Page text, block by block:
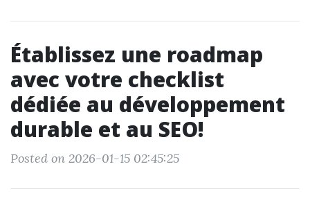
Établissez une roadmap
avec votre checklist
dédiée au développement
durable et au SEO!
Posted on 2026-01-15 02:45:25